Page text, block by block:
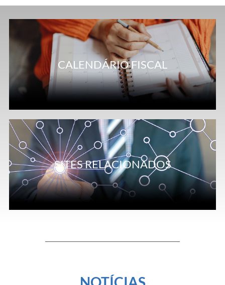
CALENDÁRIO FISCAL
SITES RELACIONADOS